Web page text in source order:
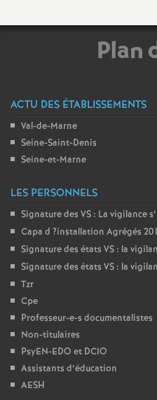
Plan
ACTU DES ÉTABLISSEMENTS
Val-de-Marne
Seine-Saint-Denis
Seine-et-Marne
LES PERSONNELS
Signature des VS : La vigilance
Capa d ?installation Agrégés
Signature des états VS : la
Signature des états VS : la
Tzr
Cpe
Professeur-e-s documentalistes
Non-titulaires
PsyEN-EDO et DCIO
Assistants d’éducation
AESH